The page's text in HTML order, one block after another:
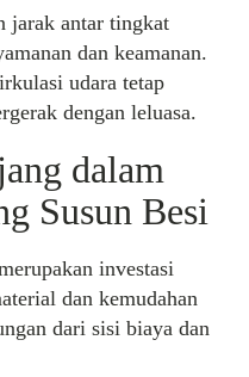
jarak antar tingkat
dan keamanan.
udara tetap
dengan leluasa.
dalam
Susun Besi
investasi
dan kemudahan
dari sisi biaya dan